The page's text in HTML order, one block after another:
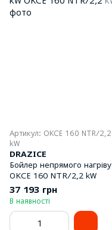
Артикул: OKCE 160 NTR/2,2
kW
DRAZICE
Бойлер непрямого нагріву
OKCE 160 NTR/2,2 kW
37 193 грн
В наявності